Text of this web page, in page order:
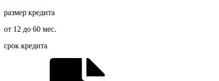
размер кредита
от 12 до 60 мес.
срок кредита